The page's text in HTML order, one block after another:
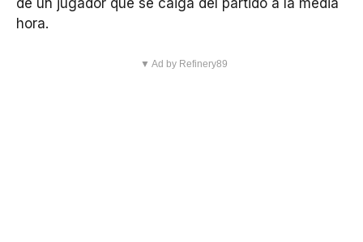
hora.
▼ Ad by Refinery89